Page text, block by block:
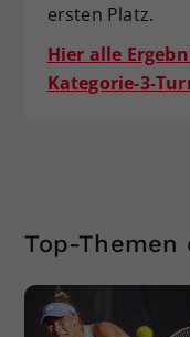
ersten Platz.
Hier alle
Kategorie-3-
Top-Themen